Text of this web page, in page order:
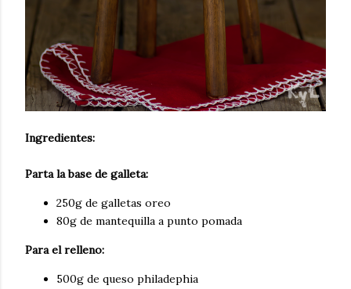
Ingredientes:
Parta la base de galleta:
250g de galletas oreo
80g de mantequilla a punto pomada
Para el relleno:
500g de queso philadephia